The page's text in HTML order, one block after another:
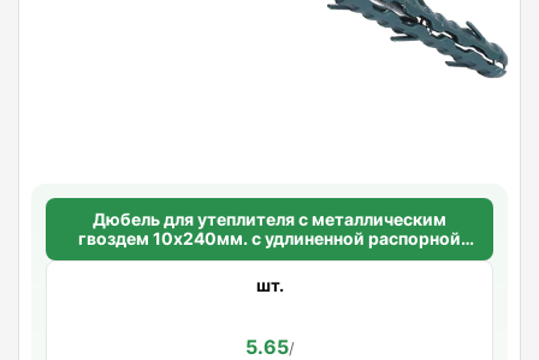
Дюбель для утеплителя с металлическим
гвоздем 10х240мм. с удлиненной распорной
базой Standart
шт.
5.65/